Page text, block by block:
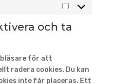
och ta
för att
radera cookies. Du kan
inte får placeras. Ett